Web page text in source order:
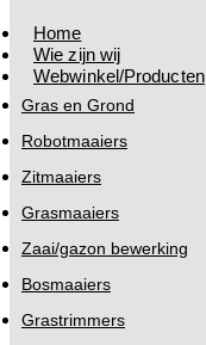
Home
Wie zijn wij
Webwinkel/Producten
Gras en Grond
Robotmaaiers
Zitmaaiers
Grasmaaiers
Zaai/gazon bewerking
Bosmaaiers
Grastrimmers